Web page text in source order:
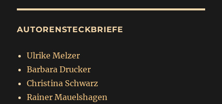
AUTORENSTECKBRIEFE
Ulrike Melzer
Barbara Drucker
Christina Schwarz
Rainer Mauelshagen